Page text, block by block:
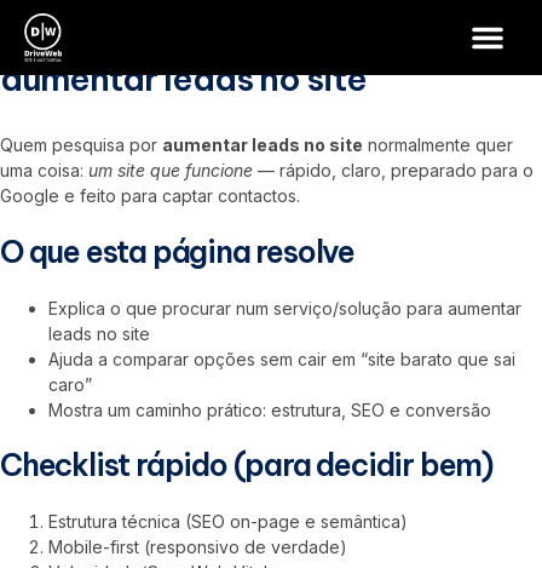
aumentar leads no site
Quem pesquisa por aumentar leads no site normalmente quer
uma coisa: um site que funcione — rápido, claro, preparado para o
Google e feito para captar contactos.
O que esta página resolve
Explica o que procurar num serviço/solução para aumentar
leads no site
Ajuda a comparar opções sem cair em “site barato que sai
caro”
Mostra um caminho prático: estrutura, SEO e conversão
Checklist rápido (para decidir bem)
Estrutura técnica (SEO on-page e semântica)
Mobile-first (responsivo de verdade)